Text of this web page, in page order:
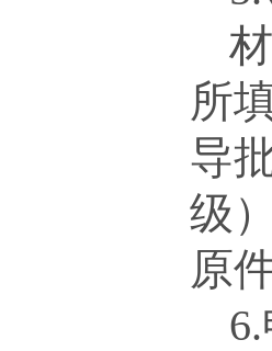
所
导
级
原